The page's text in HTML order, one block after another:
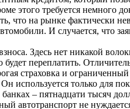
этого требуется немного
что на рынке фактически
И случается, что
Здесь нет никакой
переплатить.
страховка и
Он используется только для
– пятнадцати тысяч
автотранспорт не